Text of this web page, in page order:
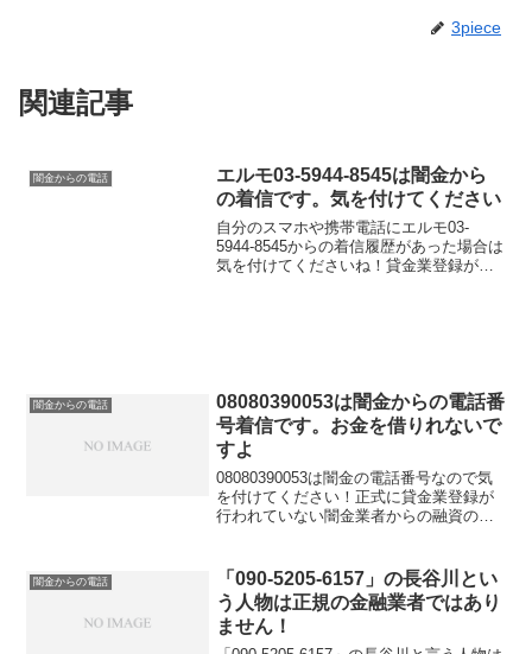
3piece
関連記事
闇金からの電話
エルモ03-5944-8545は闇金から
の着信です。気を付けてください
自分のスマホや携帯電話にエルモ03-
5944-8545からの着信履歴があった場合は
気を付けてくださいね！貸金業登録が行
闇金からの電話
08080390053は闇金からの電話番
号着信です。お金を借りれないで
すよ
08080390053は闇金の電話番号なので気
を付けてください！正式に貸金業登録が
行われていない闇金業者からの融資の勧
「今ならすぐにご融資可能なので条件だ
けでも聞いてくださ...
闇金からの電話
「090-5205-6157」の長谷川とい
う人物は正規の金融業者ではあり
ません！